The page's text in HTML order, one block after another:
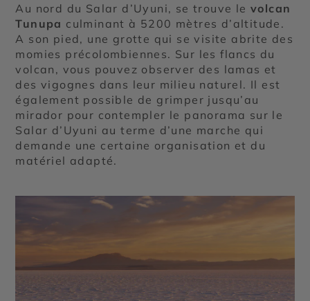
Au nord du Salar d’Uyuni, se trouve levolcan
Tunupa culminant à 5200 mètres d’altitude.
A son pied, une grotte qui se visite abrite des
momies précolombiennes. Sur les flancs du
volcan, vous pouvez observer des lamas et
des vigognes dans leur milieu naturel. Il est
également possible de grimper jusqu’au
mirador pour contempler le panorama sur le
Salar d’Uyuni au terme d’une marche qui
demande une certaine organisation et du
matériel adapté.